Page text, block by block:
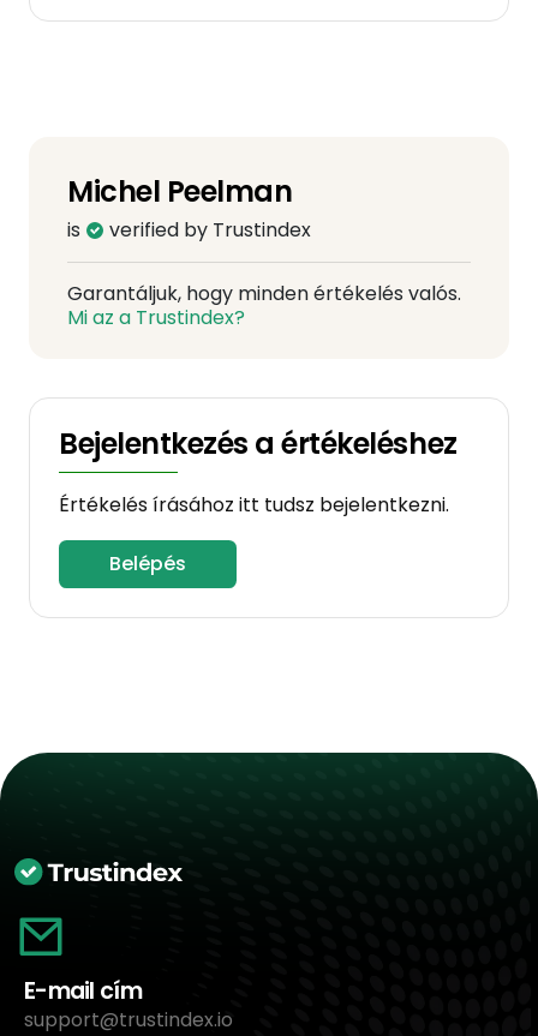
Michel Peelman
is verified by Trustindex
Garantáljuk, hogy minden értékelés valós.
Mi az a Trustindex?
Bejelentkezés a értékeléshez
Értékelés írásához itt tudsz bejelentkezni.
Belépés
E-mail cím
support@trustindex.io